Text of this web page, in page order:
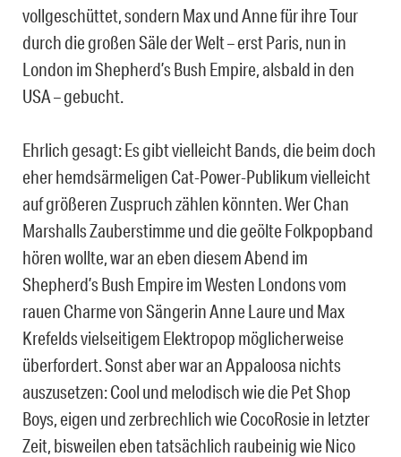
vollgeschüttet, sondern Max und Anne für ihre Tour
durch die großen Säle der Welt – erst Paris, nun in
London im Shepherd’s Bush Empire, alsbald in den
USA – gebucht.
Ehrlich gesagt: Es gibt vielleicht Bands, die beim doch
eher hemdsärmeligen Cat-Power-Publikum vielleicht
auf größeren Zuspruch zählen könnten. Wer Chan
Marshalls Zauberstimme und die geölte Folkpopband
hören wollte, war an eben diesem Abend im
Shepherd’s Bush Empire im Westen Londons vom
rauen Charme von Sängerin Anne Laure und Max
Krefelds vielseitigem Elektropop möglicherweise
überfordert. Sonst aber war an Appaloosa nichts
auszusetzen: Cool und melodisch wie die Pet Shop
Boys, eigen und zerbrechlich wie CocoRosie in letzter
Zeit, bisweilen eben tatsächlich raubeinig wie Nico